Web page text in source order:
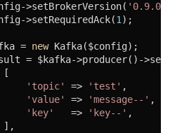
>setBrokerVersion(
'0.9.0'
>setRequiredAck(
1 );
=
new Kafka($config);
= $kafka->producer()->send([
[
'topic'
=> 'test' ,
'value'
=> 'message--' ,
'key'
   =>
'key--' ,
],